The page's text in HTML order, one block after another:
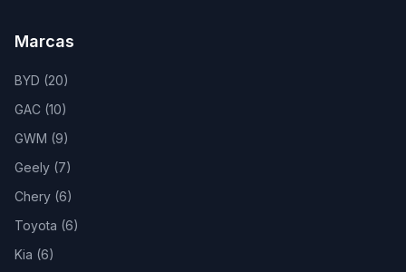
Marcas
BYD (20)
GAC (10)
GWM (9)
Geely (7)
Chery (6)
Toyota (6)
Kia (6)